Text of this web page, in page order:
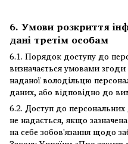
6. Умови розкриття
дані третім особам
6.1. Порядок доступу до
визначається умовами
наданої володільцю
даних, або відповідно до
6.2. Доступ до персональних
не надається, якщо
на себе зобов'язання щодо